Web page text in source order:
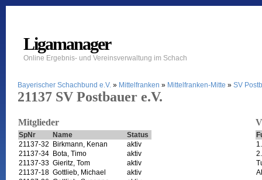
Ligamanager
Online Ergebnis- und Vereinsverwaltung im Schach
Bayerischer Schachbund e.V. » Mittelfranken » Mittelfranken-Mitte » SV
21137 SV Postbauer e.V.
Mitglieder
SpNr Name
Status
21137-32 Birkmann, Kenan
aktiv
21137-34 Bota, Timo
aktiv
21137-33 Gieritz, Tom
aktiv
21137-18 Gottlieb, Michael
aktiv